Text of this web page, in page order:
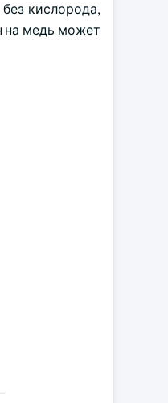
кислорода,
на медь может